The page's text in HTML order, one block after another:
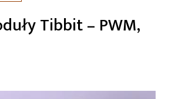
Tibbit – PWM,